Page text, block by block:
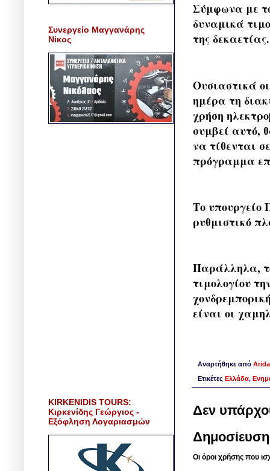
Σύμφωνα με
δυναμικά
της δεκαετίας.
Ουσιαστικά
ημέρα τη
χρήση
συμβεί αυτό,
να τίθενται
πρόγραμμα
Το υπουργείο
ρυθμιστικό
Παράλληλα,
τιμολογίου
είναι οι
Αναρτήθηκε από
Ετικέτες Ελλάδα,
Δεν
Οι όροι χρήσης που
Συνεργείο Μαγγανάρης
Νίκος
KIRKENIDIS TOURS:
Κιρκενίδης Γεώργιος -
Εξόφληση Λογαριασμών